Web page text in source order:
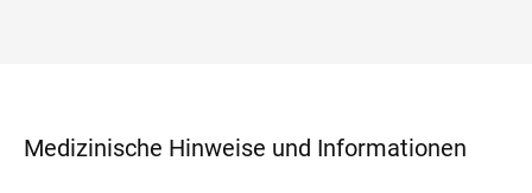
Medizinische Hinweise und Informationen